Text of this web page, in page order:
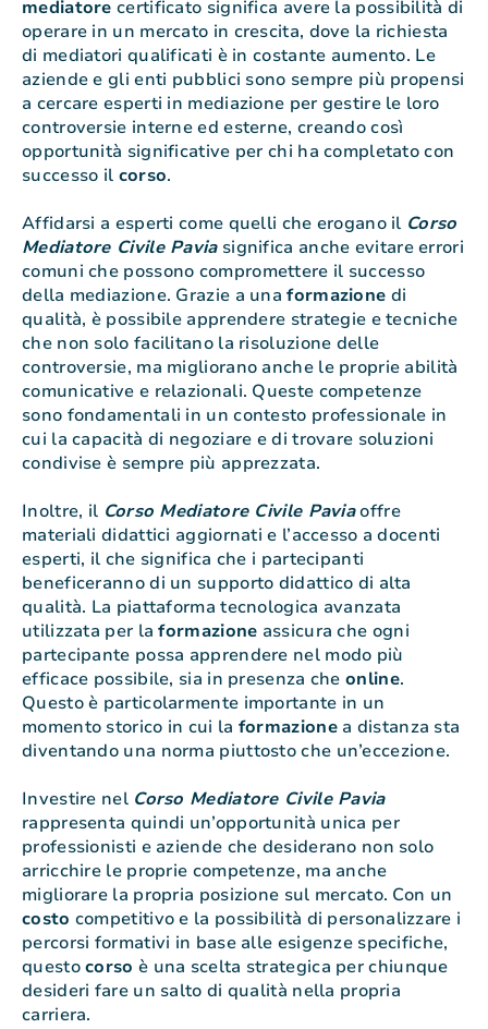
mediatore certificato significa avere la possibilità di
operare in un mercato in crescita, dove la richiesta
di mediatori qualificati è in costante aumento. Le
aziende e gli enti pubblici sono sempre più propensi
a cercare esperti in mediazione per gestire le loro
controversie interne ed esterne, creando così
opportunità significative per chi ha completato con
successo il corso.
Affidarsi a esperti come quelli che erogano il Corso
Mediatore Civile Paviasignifica anche evitare errori
comuni che possono compromettere il successo
della mediazione. Grazie a unaformazione di
qualità, è possibile apprendere strategie e tecniche
che non solo facilitano la risoluzione delle
controversie, ma migliorano anche le proprie abilità
comunicative e relazionali. Queste competenze
sono fondamentali in un contesto professionale in
cui la capacità di negoziare e di trovare soluzioni
condivise è sempre più apprezzata.
Inoltre, il Corso Mediatore Civile Paviaoffre
materiali didattici aggiornati e l’accesso a docenti
esperti, il che significa che i partecipanti
beneficeranno di un supporto didattico di alta
qualità. La piattaforma tecnologica avanzata
utilizzata per laformazione assicura che ogni
partecipante possa apprendere nel modo più
efficace possibile, sia in presenza che online.
Questo è particolarmente importante in un
momento storico in cui la formazionea distanza sta
diventando una norma piuttosto che un’eccezione.
Investire nel Corso Mediatore Civile Pavia
rappresenta quindi un’opportunità unica per
professionisti e aziende che desiderano non solo
arricchire le proprie competenze, ma anche
migliorare la propria posizione sul mercato. Con un
costo competitivo e la possibilità di personalizzare i
percorsi formativi in base alle esigenze specifiche,
questocorso è una scelta strategica per chiunque
desideri fare un salto di qualità nella propria
carriera.